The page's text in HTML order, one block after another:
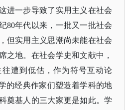
进一步导致了实用主义在社会
80年代以来，一批又一批社会
但实用主义思潮尚未能在社会
之地。在社会学史和文献中，
遭到低估，作为符号互动论
的经典作家们塑造着学科的地
奠基人的三大家更是如此。学